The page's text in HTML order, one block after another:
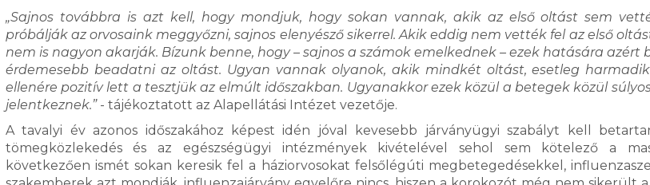
„Sajnos továbbra is azt kell, hogy mondjuk, hogy sokan vannak, akik az első oltást sem
próbálják az orvosaink meggyőzni, sajnos elenyésző sikerrel. Akik eddig nem vették fel az első
nem is nagyon akarják. Bízunk benne, hogy – sajnos a számok emelkednek – ezek hatására azért
érdemesebb beadatni az oltást. Ugyan vannak olyanok, akik mindkét oltást, esetleg
ellenére pozitív lett a tesztjük az elmúlt időszakban. Ugyanakkor ezek közül a betegek közül
jelentkeznek.”- tájékoztatott az Alapellátási Intézet vezetője.
A tavalyi év azonos időszakához képest idén jóval kevesebb járványügyi szabályt kell
tömegközlekedés és az egészségügyi intézmények kivételével sehol sem kötelező a
következően ismét sokan keresik fel a háziorvosokat felsőlégúti megbetegedésekkel,